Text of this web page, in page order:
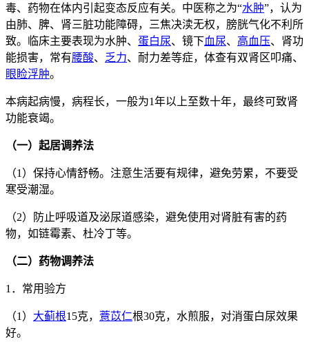
毒、药物在体内引起变态反应有关。中医称之为“水肿”，认为
由肺、脾、肾三脏功能障碍，三焦决渎无权，膀胱气化不利所
致。临床主要表现为水肿、 蛋白尿、镜下血尿、 高血压、肾功
能损害，常有腰酸、 乏力、耐力差等症，体查有双肾区叩痛、
眼睑浮肿。
本病起病慢，病程长，一般为1年以上至数十年，最终可致肾
功能衰竭。
（一）起居调养法
（1）保持心情舒畅。注意生活要有规律，避免劳累，不要受
寒受潮湿。
（2）防止呼吸道及泌尿道感染，避免使用对肾脏有害的药
物，如链霉素、杜冷丁等。
（二）药物调养法
1．常用验方
（1） 大蓟根15克， 薏苡仁根30克，水煎服，对消蛋白尿效果
好。